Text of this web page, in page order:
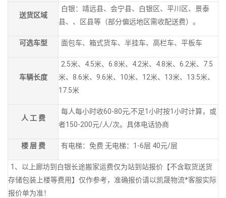
送货区域
白银：靖远县、会宁县、白银区、平川区、景泰
县、、区县等（部分偏远地区需收配送费）。
可选车型 面包车、箱式货车、半挂车、高栏车、平板车
车辆长度
2.5米、4.5米、6.8米、4.2米、4.8米、6.2米、7.5
米、8.6米、9.6米、10米、12米、13米、13.5米、
17.5米
人 工 费
每人每小时收60-80元,不足1小时按1小时计算，或
者150-200元/人/次。具体电话协商
楼 层 费 有电梯：免费 无电梯：1-6层 40元/层
1、以上廊坊到白银长途搬家运费仅为站到站报价【不含取货送货
存储包装上楼等费用】仅作参考，准确报价请以凯晟物流*客服实际
报价单为准！